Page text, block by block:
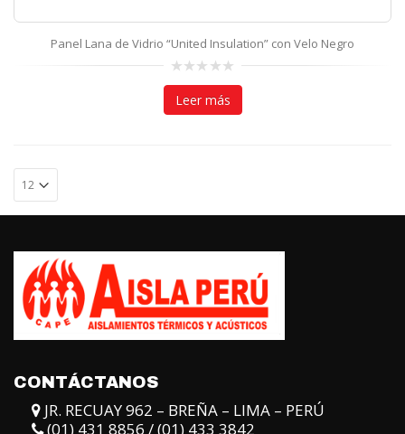
Panel Lana de Vidrio “United Insulation” con Velo Negro
0
out
5
Leer más
CONTÁCTANOS
JR. RECUAY 962 – BREÑA – LIMA – PERÚ
(01) 431 8856 / (01) 433 3842